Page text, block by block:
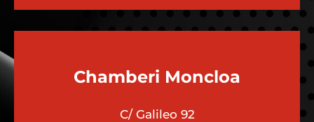
Chamberi Moncloa
C/ Galileo 92